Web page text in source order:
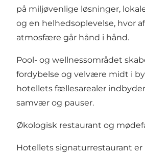
på miljøvenlige løsninger,
og en helhedsoplevelse, hvor
atmosfære går hånd i hånd.
Pool- og wellnessområdet
fordybelse og velvære midt i
hotellets fællesarealer
samvær og pauser.
Økologisk restaurant og
Hotellets signaturrestaurant er